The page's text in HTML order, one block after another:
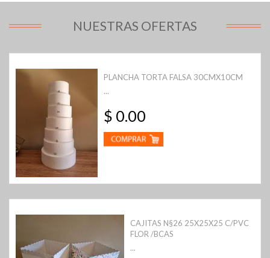
NUESTRAS OFERTAS
PLANCHA TORTA FALSA 30CMX10CM
...
$ 0.00
CAJITAS N§26 25X25X25 C/PVC
FLOR /BCAS
...